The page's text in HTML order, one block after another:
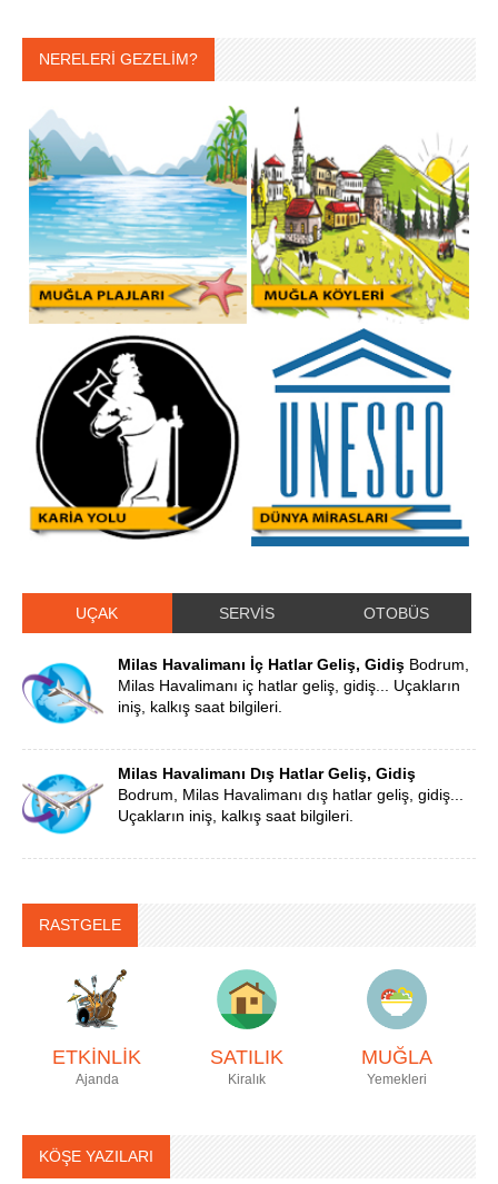
NERELERİ GEZELİM?
UÇAK SERVİS OTOBÜS
Milas Havalimanı İç Hatlar Geliş, Gidiş Bodrum,
Milas Havalimanı iç hatlar geliş, gidiş... Uçakların
iniş, kalkış saat bilgileri.
Milas Havalimanı Dış Hatlar Geliş, Gidiş
Bodrum, Milas Havalimanı dış hatlar geliş, gidiş...
Uçakların iniş, kalkış saat bilgileri.
RASTGELE
ETKİNLİK
Ajanda
SATILIK
Kiralık
MUĞLA
Yemekleri
KÖŞE YAZILARI